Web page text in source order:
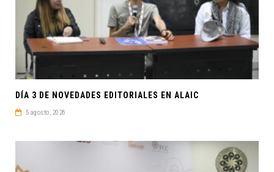
DÍA 3 DE NOVEDADES EDITORIALES EN ALAIC
5 agosto, 2026